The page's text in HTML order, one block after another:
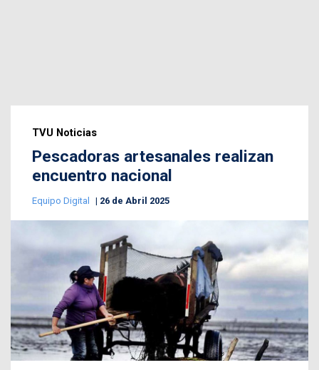
TVU Noticias
Pescadoras artesanales realizan
encuentro nacional
Equipo Digital 26 de Abril 2025